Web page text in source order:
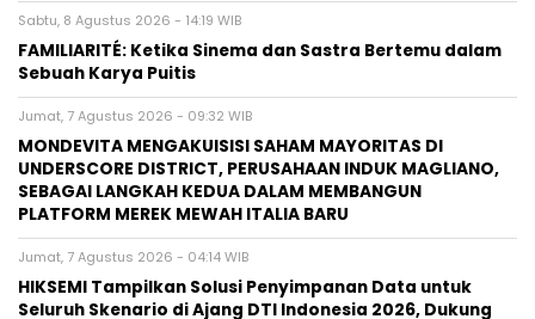
Sabtu, 8 Agustus 2026 - 14:19 WIB
FAMILIARITÉ: Ketika Sinema dan Sastra Bertemu dalam
Sebuah Karya Puitis
Jumat, 7 Agustus 2026 - 09:32 WIB
MONDEVITA MENGAKUISISI SAHAM MAYORITAS DI
UNDERSCORE DISTRICT, PERUSAHAAN INDUK MAGLIANO,
SEBAGAI LANGKAH KEDUA DALAM MEMBANGUN
PLATFORM MEREK MEWAH ITALIA BARU
Jumat, 7 Agustus 2026 - 04:14 WIB
HIKSEMI Tampilkan Solusi Penyimpanan Data untuk
Seluruh Skenario di Ajang DTI Indonesia 2026, Dukung